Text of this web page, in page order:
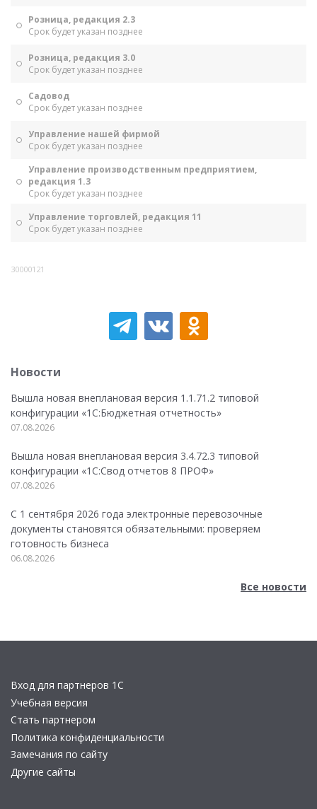
Розница, редакция 2.3
Срок будет указан позднее
Розница, редакция 3.0
Срок будет указан позднее
Садовод
Срок будет указан позднее
Управление нашей фирмой
Срок будет указан позднее
Управление производственным предприятием,
редакция 1.3
Срок будет указан позднее
Управление торговлей, редакция 11
Срок будет указан позднее
30000121
Новости
Вышла новая внеплановая версия 1.1.71.2 типовой
конфигурации «1C:Бюджетная отчетность»
07.08.2026
Вышла новая внеплановая версия 3.4.72.3 типовой
конфигурации «1C:Свод отчетов 8 ПРОФ»
07.08.2026
С 1 сентября 2026 года электронные перевозочные
документы становятся обязательными: проверяем
готовность бизнеса
06.08.2026
Все новости
Вход для партнеров 1С
Учебная версия
Стать партнером
Политика конфиденциальности
Замечания по сайту
Другие сайты